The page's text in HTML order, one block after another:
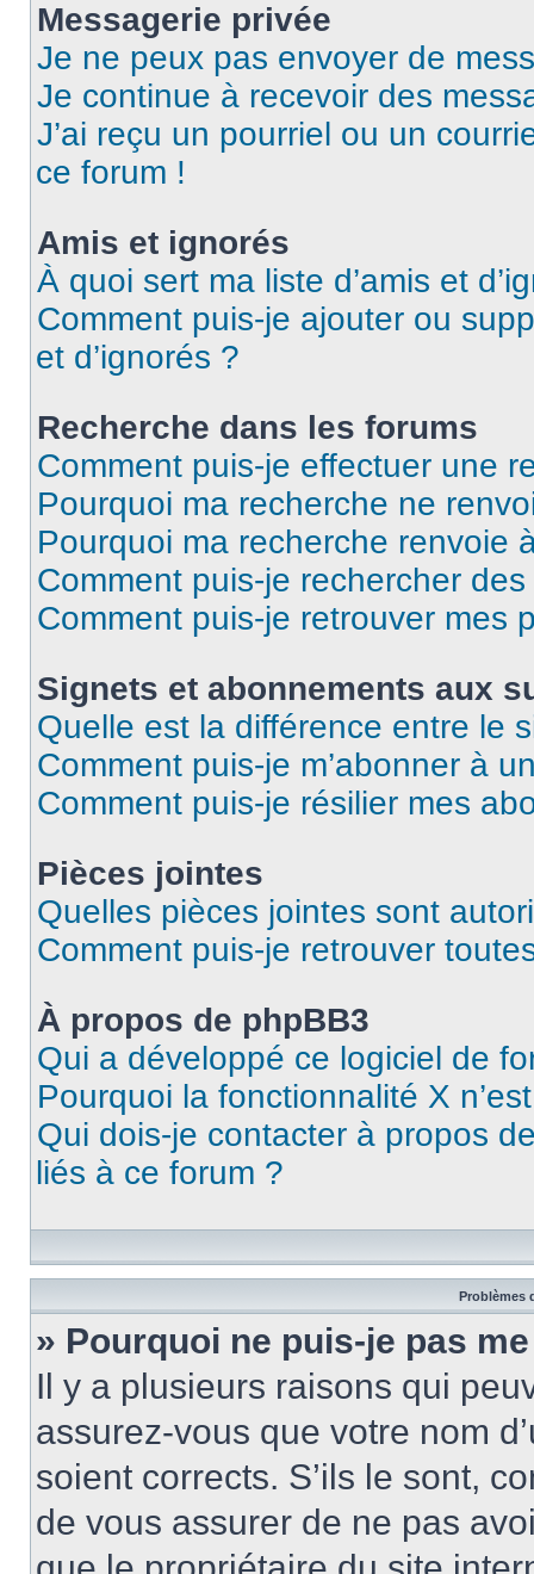
Messagerie privée
Je ne peux pas envoyer de
Je continue à recevoir des
J’ai reçu un pourriel ou un
ce forum !
Amis et ignorés
À quoi sert ma liste d’amis et
Comment puis-je ajouter ou
et d’ignorés ?
Recherche dans les forums
Comment puis-je effectuer une
Pourquoi ma recherche ne
Pourquoi ma recherche renvoie
Comment puis-je rechercher
Comment puis-je retrouver mes
Signets et abonnements aux
Quelle est la différence entre le
Comment puis-je m’abonner à
Comment puis-je résilier mes
Pièces jointes
Quelles pièces jointes sont
Comment puis-je retrouver
À propos de phpBB3
Qui a développé ce logiciel de
Pourquoi la fonctionnalité X
Qui dois-je contacter à propos
liés à ce forum ?
Problèmes
» Pourquoi ne puis-je pas
Il y a plusieurs raisons qui
assurez-vous que votre nom
soient corrects. S’ils le sont,
de vous assurer de ne pas